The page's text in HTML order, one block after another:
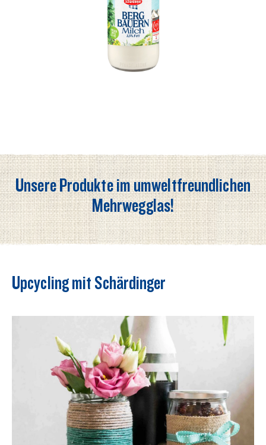
Unsere Produkte im umweltfreundlichen
Mehrwegglas!
Upcycling mit Schärdinger